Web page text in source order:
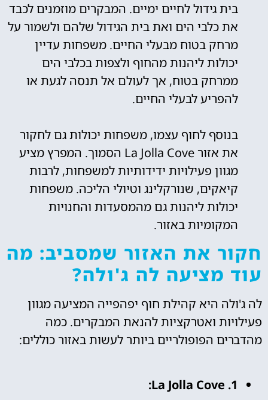
בית גידול לחיים ימיים. המבקרים מוזמנים לכבד
את כלבי הים ואת בית הגידול שלהם ולשמור על
מרחק בטוח מבעלי החיים. משפחות עדיין
יכולות ליהנות מהחוף ולצפות בכלבי הים
ממרחק בטוח, אך לעולם אל תנסה לגעת או
להפריע לבעלי החיים.
בנוסף לחוף עצמו, משפחות יכולות גם לחקור
את אזור La Jolla Cove הסמוך. המפרץ מציע
מגוון פעילויות ידידותיות למשפחות, לרבות
קיאקים, שנורקלינג וטיולי הליכה. משפחות
יכולות ליהנות גם מהמסעדות והחנויות
המקומיות באזור.
חקור את האזור שמסביב: מה
עוד מציעה לה ג'ולה?
לה ג'ולה היא קהילת חוף יפהפייה המציעה מגוון
פעילויות ואטרקציות להנאת המבקרים. כמה
מהדברים הפופולריים ביותר לעשות באזור כוללים:
1. La Jolla Cove: